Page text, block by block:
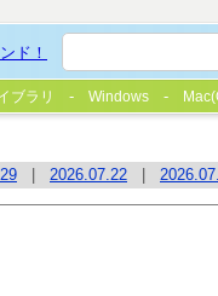
ド！
ブラリ Windows
2026.07.22